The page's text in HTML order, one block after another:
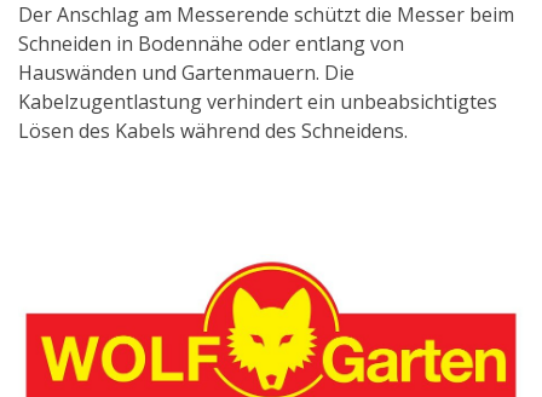
Der Anschlag am Messerende schützt die Messer beim
Schneiden in Bodennähe oder entlang von
Hauswänden und Gartenmauern. Die
Kabelzugentlastung verhindert ein unbeabsichtigtes
Lösen des Kabels während des Schneidens.